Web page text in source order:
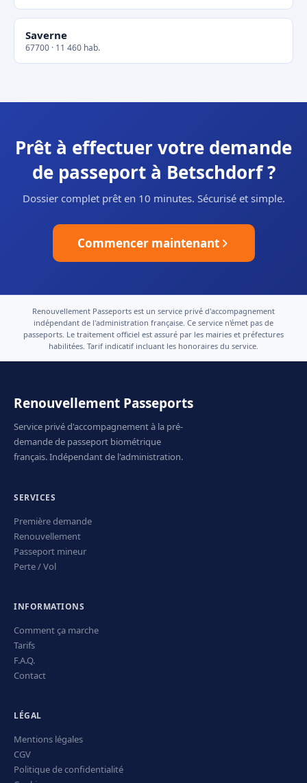
Saverne
67700 · 11 460 hab.
Prêt à effectuer votre demande
de passeport à Betschdorf ?
Dossier complet prêt en 10 minutes. Sécurisé et simple.
Commencer maintenant
Renouvellement Passeports est un service privé d'accompagnement
indépendant de l'administration française. Ce service n'émet pas de
passeports. Le traitement officiel est assuré par les mairies et préfectures
habilitées. Tarif indicatif incluant les honoraires du service.
Renouvellement Passeports
Service privé d'accompagnement à la pré-
demande de passeport biométrique
français. Indépendant de l'administration.
SERVICES
Première demande
Renouvellement
Passeport mineur
Perte / Vol
INFORMATIONS
Comment ça marche
Tarifs
F.A.Q.
Contact
LÉGAL
Mentions légales
CGV
Politique de confidentialité